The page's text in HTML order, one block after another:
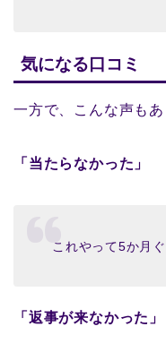
気になる口コミ
一方で、こんな声もあ
「当たらなかった」
これやって5か月
「返事が来なかった」